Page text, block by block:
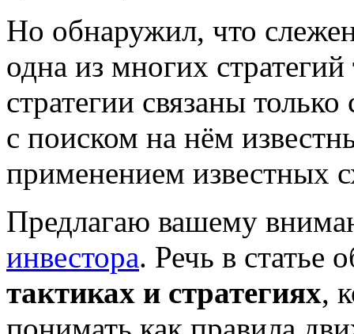
Но обнаружил, что
одна из многих
стратегии связаны
с поиском на нём
применением известных
Предлагаю вашему
инвестора. Речь в статье
тактиках и стратегиях,